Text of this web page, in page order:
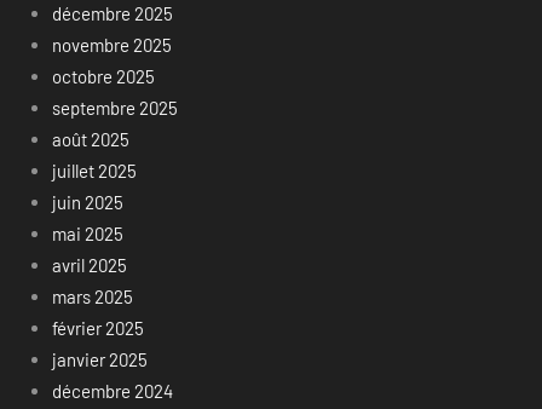
décembre 2025
novembre 2025
octobre 2025
septembre 2025
août 2025
juillet 2025
juin 2025
mai 2025
avril 2025
mars 2025
février 2025
janvier 2025
décembre 2024